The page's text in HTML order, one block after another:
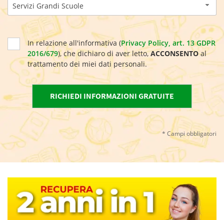
Servizi Grandi Scuole
In relazione all'informativa (Privacy Policy, art. 13 GDPR
2016/679), che dichiaro di aver letto,ACCONSENTOal
trattamento dei miei dati personali.
* Campi obbligatori